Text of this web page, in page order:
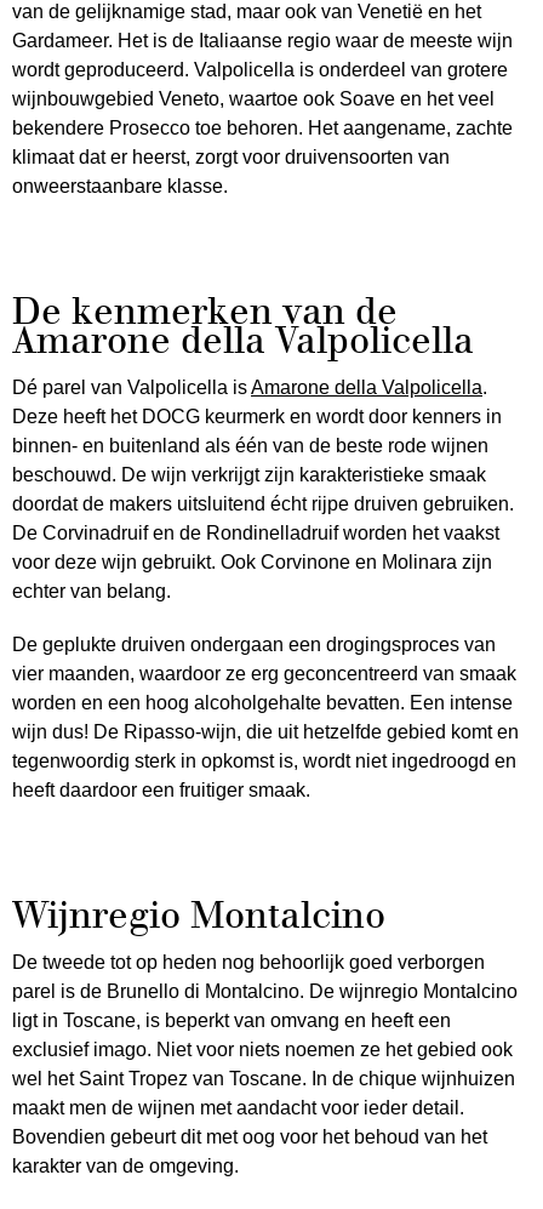
van de gelijknamige stad, maar ook van Venetië en het
Gardameer. Het is de Italiaanse regio waar de meeste wijn
wordt geproduceerd. Valpolicella is onderdeel van grotere
wijnbouwgebied Veneto, waartoe ook Soave en het veel
bekendere Prosecco toe behoren. Het aangename, zachte
klimaat dat er heerst, zorgt voor druivensoorten van
onweerstaanbare klasse.
De kenmerken van de
Amarone della Valpolicella
Dé parel van Valpolicella isAmarone della Valpolicella.
Deze heeft het DOCG keurmerk en wordt door kenners in
binnen- en buitenland als één van de beste rode wijnen
beschouwd. De wijn verkrijgt zijn karakteristieke smaak
doordat de makers uitsluitend écht rijpe druiven gebruiken.
De Corvinadruif en de Rondinelladruif worden het vaakst
voor deze wijn gebruikt. Ook Corvinone en Molinara zijn
echter van belang.
De geplukte druiven ondergaan een drogingsproces van
vier maanden, waardoor ze erg geconcentreerd van smaak
worden en een hoog alcoholgehalte bevatten. Een intense
wijn dus! De Ripasso-wijn, die uit hetzelfde gebied komt en
tegenwoordig sterk in opkomst is, wordt niet ingedroogd en
heeft daardoor een fruitiger smaak.
Wijnregio Montalcino
De tweede tot op heden nog behoorlijk goed verborgen
parel is de Brunello di Montalcino. De wijnregio Montalcino
ligt in Toscane, is beperkt van omvang en heeft een
exclusief imago. Niet voor niets noemen ze het gebied ook
wel het Saint Tropez van Toscane. In de chique wijnhuizen
maakt men de wijnen met aandacht voor ieder detail.
Bovendien gebeurt dit met oog voor het behoud van het
karakter van de omgeving.